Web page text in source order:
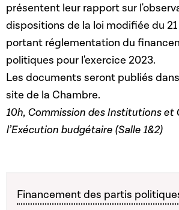
présentent leur rapport sur
dispositions de la loi modifiée du
portant réglementation du
politiques pour l'exercice 2023.
Les documents seront publiés
site de la Chambre.
10h, Commission des Institutions et
l’Exécution budgétaire (Salle 1&2)
Financement des partis